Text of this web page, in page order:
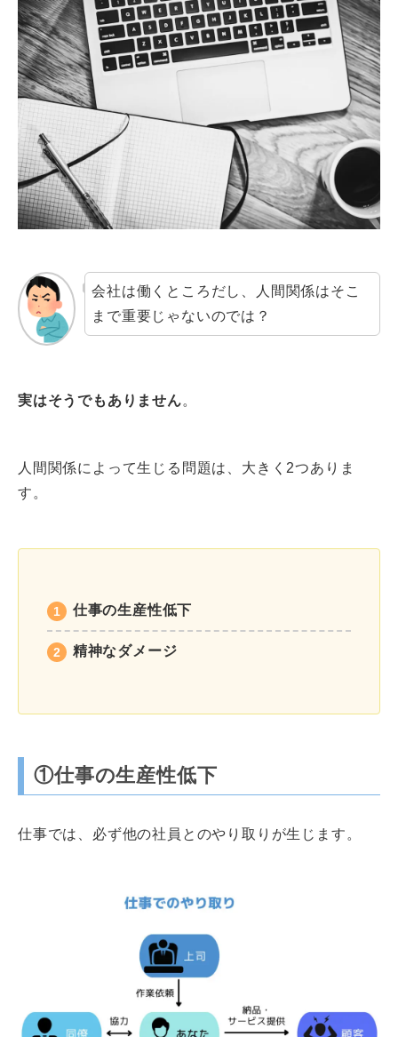
会社は働くところだし、人間関係はそこ
まで重要じゃないのでは？
実はそうでもありません。
人間関係によって生じる問題は、大きく2つありま
す。
仕事の生産性低下
精神なダメージ
①仕事の生産性低下
仕事では、必ず他の社員とのやり取りが生じます。